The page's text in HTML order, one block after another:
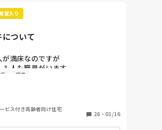
堂入り
ついて
満床なのですが
人も職員がいます。
内容がないです。
で居室掃除やシーツ交換は
ですが、介護側の職員のすること
除や壁拭き、手すり消毒などの掃
にしているし、他に何か職員がした
職員
ビス付き高齢者向け住宅
26 ・ 01/16